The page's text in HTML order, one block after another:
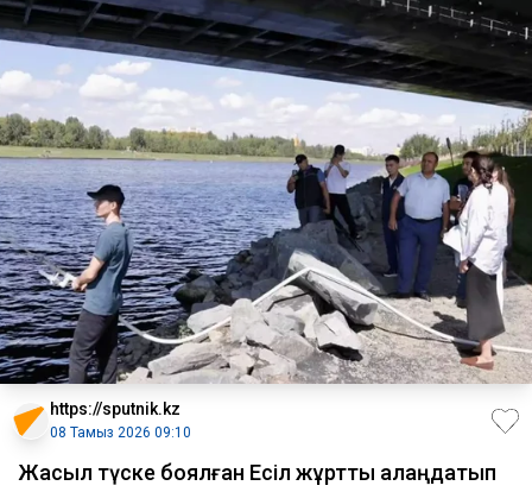
https://sputnik.kz
08 Тамыз 2026 09:10
Жасыл түске боялған Есіл жұртты алаңдатып